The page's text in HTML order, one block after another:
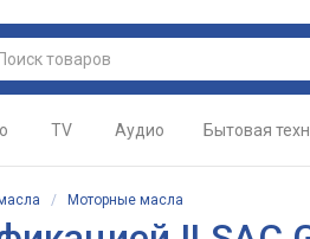
TV Аудио Бытовая
/ Моторные масла